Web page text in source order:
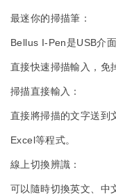
最迷你的掃描筆：
Bellus I-Pen是USB介
直接快速掃描輸入，免
掃描直接輸入：
直接將掃描的文字送到
Excel等程式。
線上切換辨識：
可以隨時切換英文、中